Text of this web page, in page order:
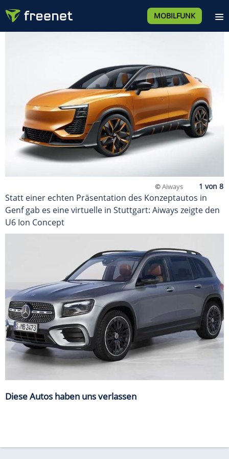
MOBILFUNK
©Aiways
Statt einer echten Präsentation des Konzeptautos in
Genf gab es eine virtuelle in Stuttgart: Aiways zeigte den
U6 Ion Concept
Diese Autos haben uns verlassen